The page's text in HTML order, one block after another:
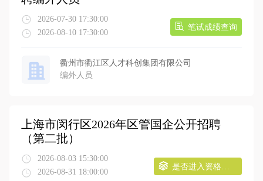
2026-07-30 17:30:00
2026-08-10 17:30:00
笔试成绩查询
衢州市衢江区人才科创集团有限公司
编外人员
上海市闵行区2026年区管国企公开招聘
（第二批）
2026-08-03 15:30:00
2026-08-31 18:00:00
是否进入资格审核查询